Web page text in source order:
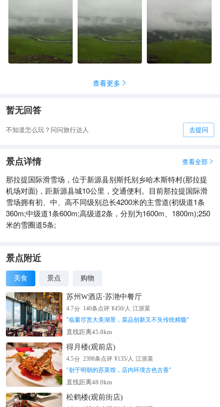
雪 。那拉提国际滑雪场
查看更多 
暂无回答
不知道怎么玩？问问旅行达人 去提问
景点详情 查看全部 
那拉提国际滑雪场，位于新源县别斯托别乡哈木斯特村(那拉提
机场对面)，距新源县城10公里，交通便利。目前那拉提国际滑
雪场拥有初、中、高不同级别总长4200米的主雪道(初级道1条
360m;中级道1条600m;高级道2条，分别为1600m、1800m);250
米的雪圈道5条;
景点附近
美食 景点 购物
苏州W酒店·苏滟中餐厅
4.7分 140条点评 ¥450/人 江浙菜
"临窗尽赏大美湖景，菜品创新又不失传统精髓"
直线距离45.8km
得月楼(观前店)
4.5分 2398条点评 ¥135/人 江浙菜
"创于明朝的苏菜馆，店内环境古色古香"
直线距离48.0km
松鹤楼(观前街店)